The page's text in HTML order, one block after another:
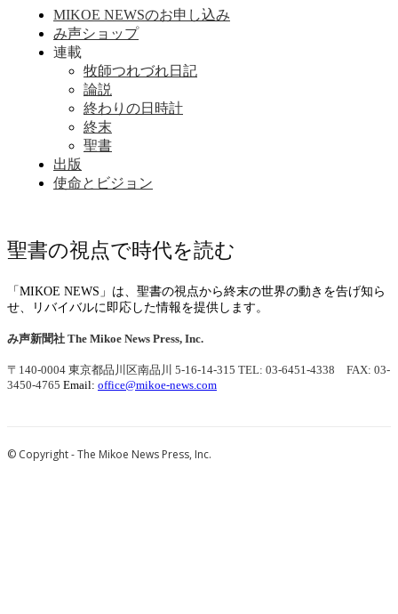
MIKOE NEWSのお申し込み
み声ショップ
連載
牧師つれづれ日記
論説
終わりの日時計
終末
聖書
出版
使命とビジョン
聖書の視点で時代を読む
「MIKOE NEWS」は、聖書の視点から終末の世界の動きを告げ知ら
せ、リバイバルに即応した情報を提供します。
み声新聞社 The Mikoe News Press, Inc.
〒140-0004 東京都品川区南品川 5-16-14-315 TEL: 03-6451-4338 FAX: 03-
3450-4765 Email: office@mikoe-news.com
© Copyright - The Mikoe News Press, Inc.